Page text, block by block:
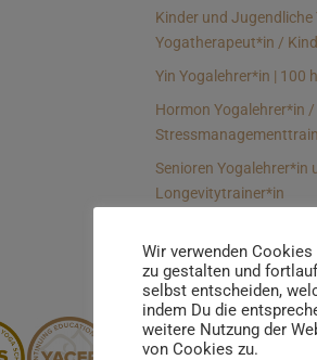
Kinder und Jugendliche
Yogatherapeut*in /
Yin Yogalehrer*in | 100
Hormon Yogalehrer*in
Senioren Yogalehrer*in
Longevitytrainer*in
Meditationsleiter*in |
Yoga
Yoga
Wir verwenden
zu gestalten und
selbst entscheiden,
indem Du die
weitere Nutzung der
von Cookies zu.